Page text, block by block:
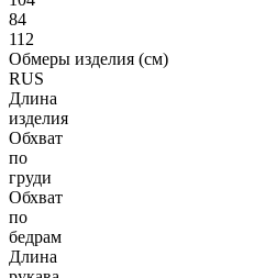
84
112
Обмеры изделия (см)
RUS
Длина
изделия
Обхват
по
груди
Обхват
по
бедрам
Длина